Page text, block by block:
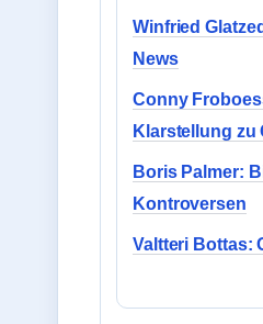
Winfried
News
Conny
Klarstellung zu
Boris Palmer:
Kontroversen
Valtteri Bottas: